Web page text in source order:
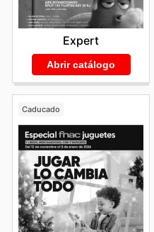
Expert
Abrir catálogo
Caducado